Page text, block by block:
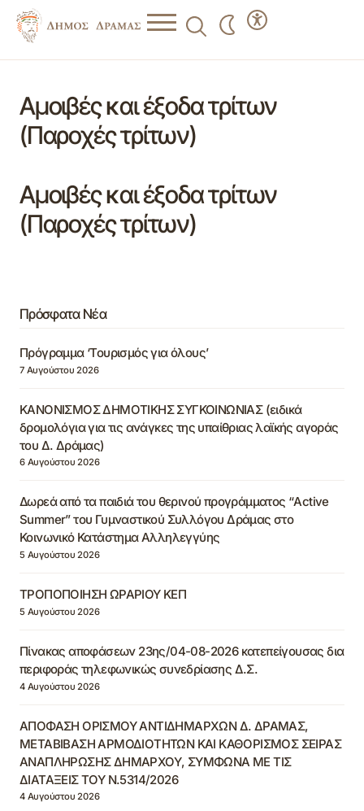
Αμοιβές και έξοδα τρίτων
(Παροχές τρίτων)
Αμοιβές και έξοδα τρίτων
(Παροχές τρίτων)
Πρόσφατα Νέα
Πρόγραμμα ‘Τουρισμός για όλους’
7 Αυγούστου 2026
ΚΑΝΟΝΙΣΜΟΣ ΔΗΜΟΤΙΚΗΣ ΣΥΓΚΟΙΝΩΝΙΑΣ (ειδικά
δρομολόγια για τις ανάγκες της υπαίθριας λαϊκής αγοράς
του Δ. Δράμας)
6 Αυγούστου 2026
Δωρεά από τα παιδιά του θερινού προγράμματος “Active
Summer” του Γυμναστικού Συλλόγου Δράμας στο
Κοινωνικό Κατάστημα Αλληλεγγύης
5 Αυγούστου 2026
ΤΡΟΠΟΠΟΙΗΣΗ ΩΡΑΡΙΟΥ ΚΕΠ
5 Αυγούστου 2026
Πίνακας αποφάσεων 23ης/04-08-2026 κατεπείγουσας δια
περιφοράς τηλεφωνικώς συνεδρίασης Δ.Σ.
4 Αυγούστου 2026
ΑΠΟΦΑΣΗ ΟΡΙΣΜΟΥ ΑΝΤΙΔΗΜΑΡΧΩΝ Δ. ΔΡΑΜΑΣ,
ΜΕΤΑΒΙΒΑΣΗ ΑΡΜΟΔΙΟΤΗΤΩΝ ΚΑΙ ΚΑΘΟΡΙΣΜΟΣ ΣΕΙΡΑΣ
ΑΝΑΠΛΗΡΩΣΗΣ ΔΗΜΑΡΧΟΥ, ΣΥΜΦΩΝΑ ΜΕ ΤΙΣ
ΔΙΑΤΑΞΕΙΣ ΤΟΥ Ν.5314/2026
4 Αυγούστου 2026